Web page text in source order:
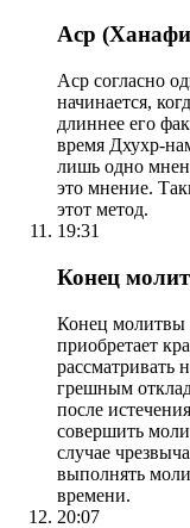
Аср
Аср согласно
начинается,
длиннее его
время Дхухр-
лишь одно
это мнение.
этот метод.
19:31
Конец
Конец молитвы
приобретает
рассматривать
грешным
после
совершить
случае
выполнять
времени.
20:07